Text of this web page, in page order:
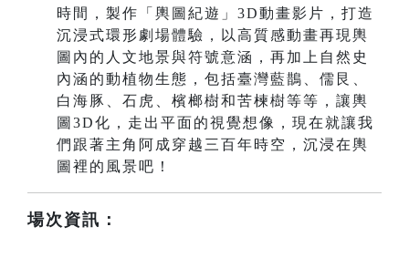
時間，製作「輿圖紀遊」3D動畫影片，打造
沉浸式環形劇場體驗，以高質感動畫再現輿
圖內的人文地景與符號意涵，再加上自然史
內涵的動植物生態，包括臺灣藍鵲、儒艮、
白海豚、石虎、檳榔樹和苦楝樹等等，讓輿
圖3D化，走出平面的視覺想像，現在就讓我
們跟著主角阿成穿越三百年時空，沉浸在輿
圖裡的風景吧！
場次資訊：